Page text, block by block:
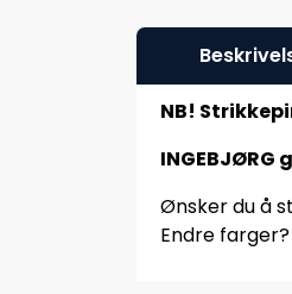
NB!
INGEBJØRG
Ønsker du å
Endre